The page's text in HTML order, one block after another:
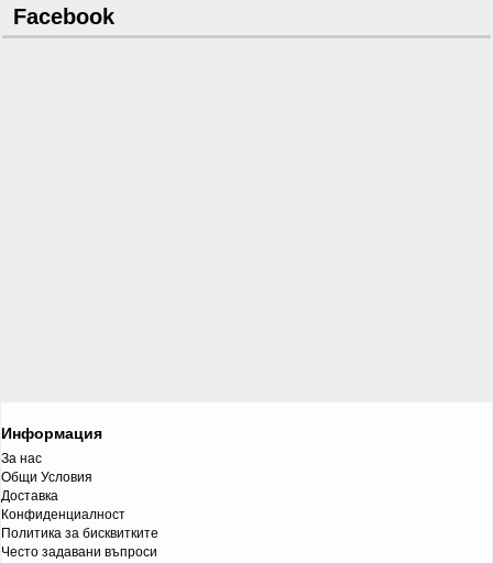
Facebook
Информация
За нас
Общи Условия
Доставка
Конфиденциалност
Политика за бисквитките
Често задавани въпроси